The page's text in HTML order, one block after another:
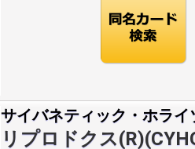
サイバネティック・ホライ
リプロドクス